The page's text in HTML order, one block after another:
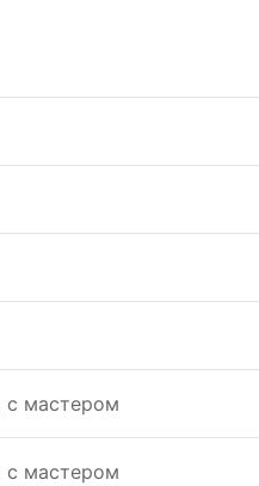
с мастером
с мастером